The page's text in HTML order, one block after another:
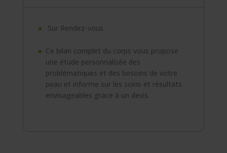
Sur Rendez-vous
Ce bilan complet du corps vous propose
une étude personnalisée des
problématiques et des besoins de votre
peau et informe sur les soins et résultats
envisageables grace à un devis.